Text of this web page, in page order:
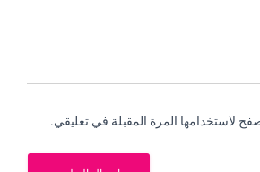
لاستخدامها المرة المقبلة في تعليقي.